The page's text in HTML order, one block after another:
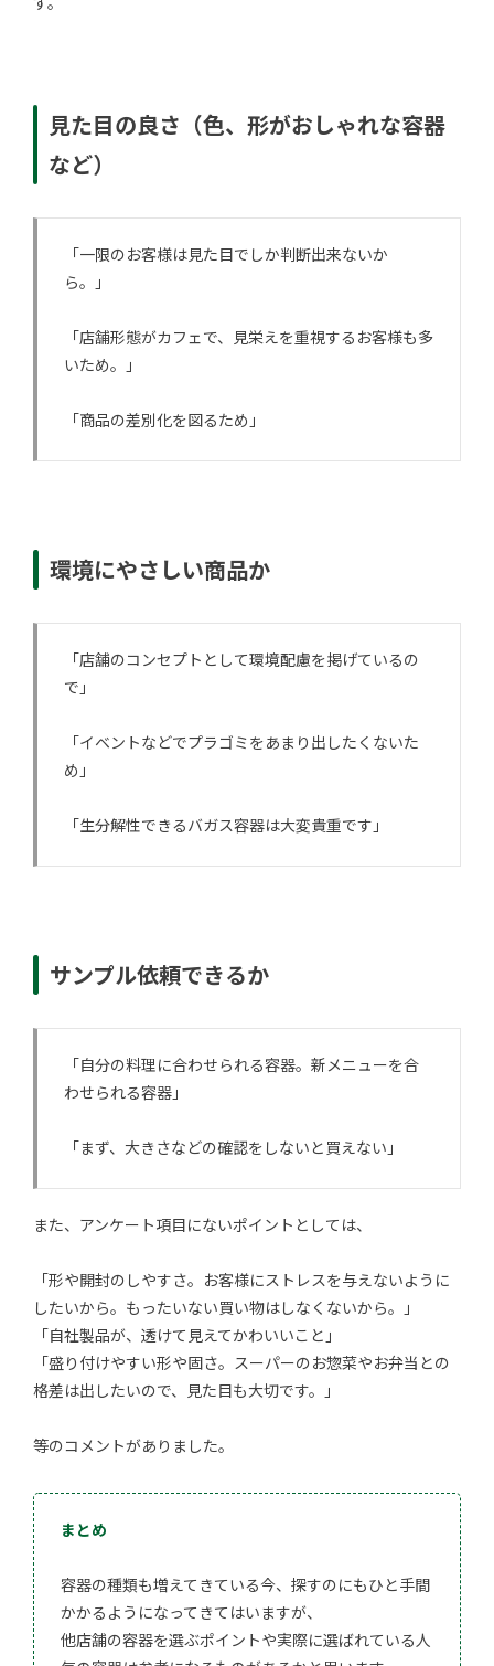
見た目の良さ（色、形がおしゃれな容器
など）
「一限のお客様は見た目でしか判断出来ないか
ら。」
「店舗形態がカフェで、見栄えを重視するお客様も多
いため。」
「商品の差別化を図るため」
環境にやさしい商品か
「店舗のコンセプトとして環境配慮を掲げているの
で」
「イベントなどでプラゴミをあまり出したくないた
め」
「生分解性できるバガス容器は大変貴重です」
サンプル依頼できるか
「自分の料理に合わせられる容器。新メニューを合
わせられる容器」
「まず、大きさなどの確認をしないと買えない」
また、アンケート項目にないポイントとしては、
「形や開封のしやすさ。お客様にストレスを与えないように
したいから。もったいない買い物はしなくないから。」
「自社製品が、透けて見えてかわいいこと」
「盛り付けやすい形や固さ。スーパーのお惣菜やお弁当との
格差は出したいので、見た目も大切です。」
等のコメントがありました。
まとめ
容器の種類も増えてきている今、探すのにもひと手間
かかるようになってきてはいますが、
他店舗の容器を選ぶポイントや実際に選ばれている人